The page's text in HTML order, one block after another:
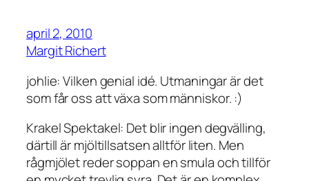
april 2, 2010
Margit Richert
johlie: Vilken genial idé. Utmaningar är det
som får oss att växa som människor. :)
Krakel Spektakel: Det blir ingen degvälling,
därtill är mjöltillsatsen alltför liten. Men
rågmjölet reder soppan en smula och tillför